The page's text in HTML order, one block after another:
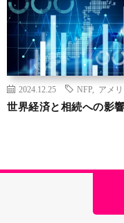
2024.12.25 NFP アメリ
世界経済と相続への影響